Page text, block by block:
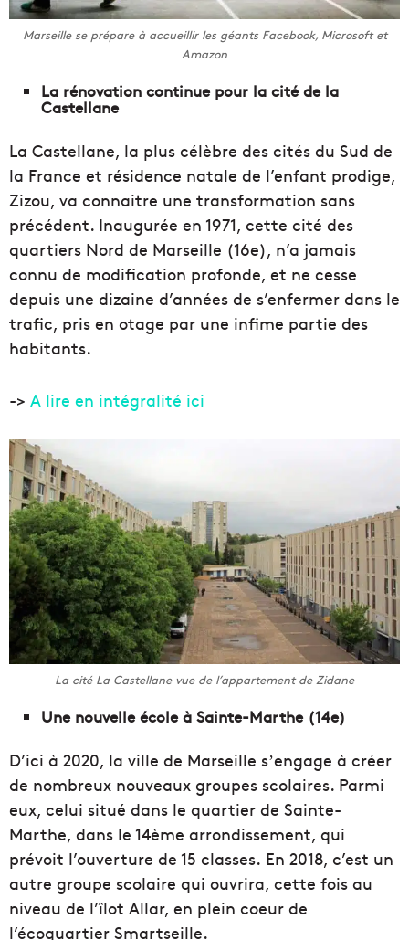
Marseille se prépare à accueillir les géants Facebook, Microsoft et
Amazon
La rénovation continue pour la cité de la
Castellane
La Castellane, la plus célèbre des cités du Sud de
la France et résidence natale de l’enfant prodige,
Zizou, va connaitre une transformation sans
précédent. Inaugurée en 1971, cette cité des
quartiers Nord de Marseille (16e), n’a jamais
connu de modification profonde, et ne cesse
depuis une dizaine d’années de s’enfermer dans le
trafic, pris en otage par une infime partie des
habitants.
-> A lire en intégralité ici
La cité La Castellane vue de l’appartement de Zidane
Une nouvelle école à Sainte-Marthe (14e)
D’ici à 2020, la ville de Marseille sʼengage à créer
de nombreux nouveaux groupes scolaires. Parmi
eux, celui situé dans le quartier de Sainte-
Marthe, dans le 14ème arrondissement, qui
prévoit l’ouverture de 15 classes. En 2018, c’est un
autre groupe scolaire qui ouvrira, cette fois au
niveau de l’îlot Allar, en plein coeur de
l’écoquartier Smartseille.